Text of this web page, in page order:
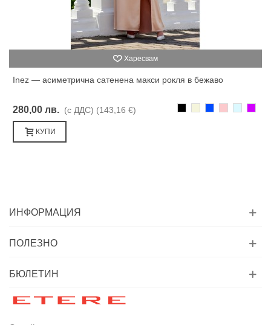
Харесвам
Inez — асиметрична сатенена макси рокля в бежаво
280,00 лв. (с ДДС) (143,16 €)
КУПИ
ИНФОРМАЦИЯ
ПОЛЕЗНО
БЮЛЕТИН